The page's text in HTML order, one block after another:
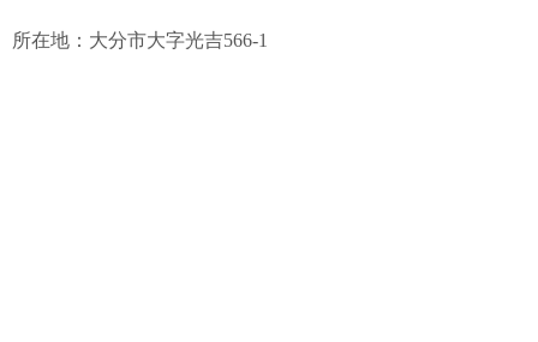
所在地：大分市大字光吉566-1